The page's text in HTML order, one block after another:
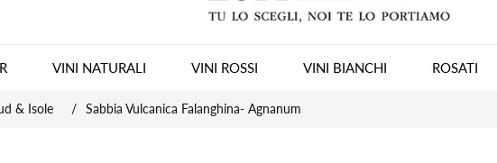
VINI NATURALI VINI ROSSI VINI BIANCHI ROSATI
& Isole / Sabbia Vulcanica Falanghina- Agnanum